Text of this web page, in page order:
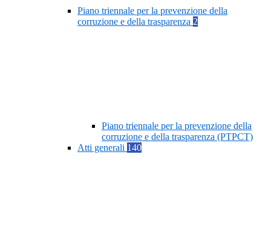
Piano triennale per la prevenzione della
corruzione e della trasparenza 2
Piano triennale per la prevenzione della
corruzione e della trasparenza (PTPCT)
Atti generali 140